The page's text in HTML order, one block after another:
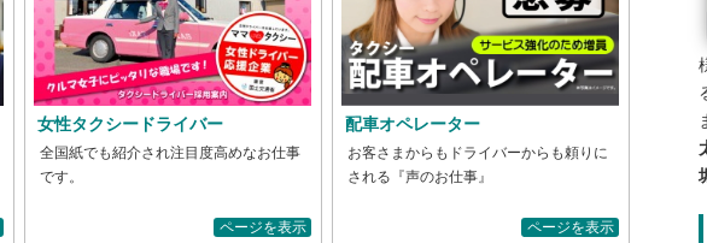
女性タクシードライバー
全国紙でも紹介され注目度高めなお仕事
です。
ページを表示
配車オペレーター
お客さまからもドライバーからも頼りに
される『声のお仕事』
ページを表示